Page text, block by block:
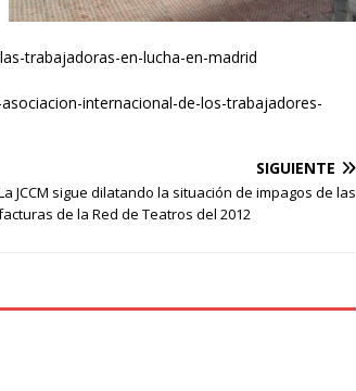
trabajadoras-en-lucha-en-madrid
internacional-de-los-trabajadores-
SIGUIENTE
JCCM sigue dilatando la situación de impagos de las
de la Red de Teatros del 2012